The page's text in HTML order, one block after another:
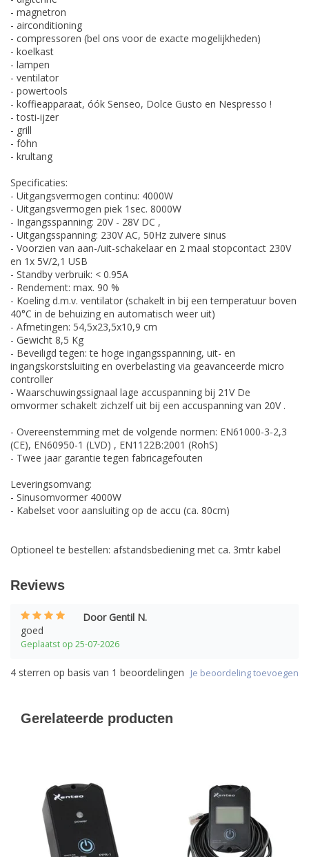
- magnetron
- airconditioning
- compressoren (bel ons voor de exacte mogelijkheden)
- koelkast
- lampen
- ventilator
- powertools
- koffieapparaat, óók Senseo, Dolce Gusto en Nespresso !
- tosti-ijzer
- grill
- föhn
- krultang
Specificaties:
- Uitgangsvermogen continu: 4000W
- Uitgangsvermogen piek 1sec. 8000W
- Ingangsspanning: 20V - 28V DC ,
- Uitgangsspanning: 230V AC, 50Hz zuivere sinus
- Voorzien van aan-/uit-schakelaar en 2 maal stopcontact 230V
en 1x 5V/2,1 USB
- Standby verbruik: < 0.95A
- Rendement: max. 90 %
- Koeling d.m.v. ventilator (schakelt in bij een temperatuur boven
40°C in de behuizing en automatisch weer uit)
- Afmetingen: 54,5x23,5x10,9 cm
- Gewicht 8,5 Kg
- Beveiligd tegen: te hoge ingangsspanning, uit- en
ingangskorstsluiting en overbelasting via geavanceerde micro
controller
- Waarschuwingssignaal lage accuspanning bij 21V De
omvormer schakelt zichzelf uit bij een accuspanning van 20V .
- Overeenstemming met de volgende normen: EN61000-3-2,3
(CE), EN60950-1 (LVD) , EN1122B:2001 (RohS)
- Twee jaar garantie tegen fabricagefouten
Leveringsomvang:
- Sinusomvormer 4000W
- Kabelset voor aansluiting op de accu (ca. 80cm)
Optioneel te bestellen: afstandsbediening met ca. 3mtr kabel
Reviews
Door Gentil N.
goed
Geplaatst op 25-07-2026
Je beoordeling toevoegen
4 sterren op basis van 1 beoordelingen
Gerelateerde producten